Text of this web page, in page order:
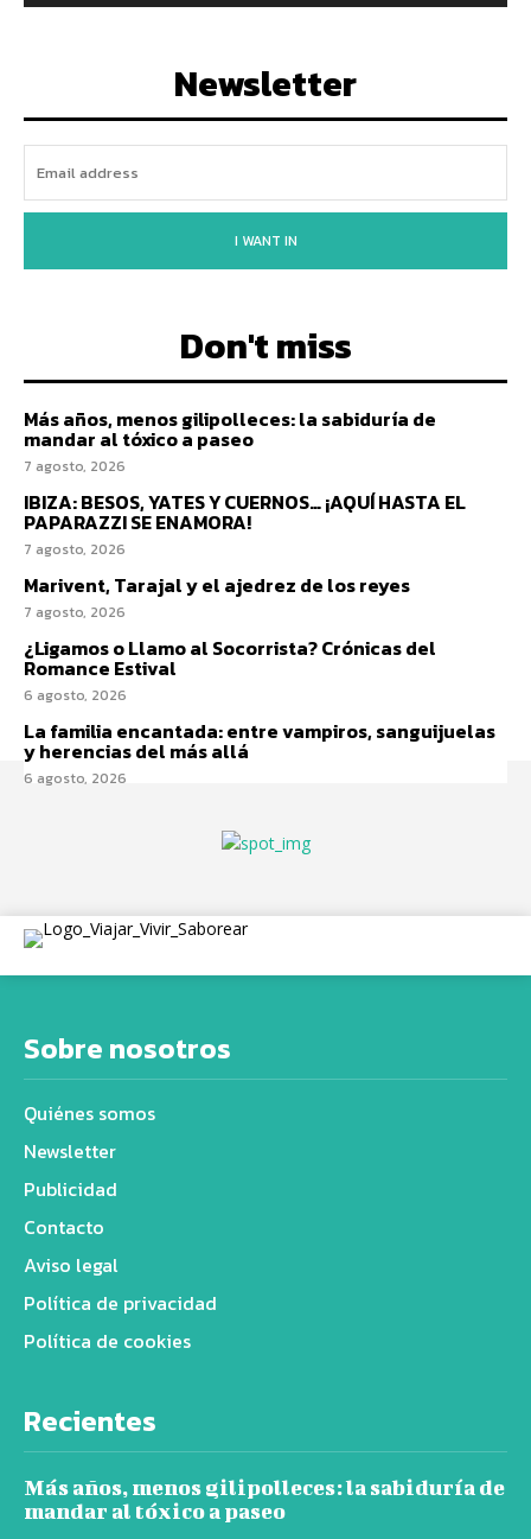
Newsletter
I WANT IN
Don't miss
Más años, menos gilipolleces: la sabiduría de
mandar al tóxico a paseo
7 agosto, 2026
IBIZA: BESOS, YATES Y CUERNOS… ¡AQUÍ HASTA EL
PAPARAZZI SE ENAMORA!
7 agosto, 2026
Marivent, Tarajal y el ajedrez de los reyes
7 agosto, 2026
¿Ligamos o Llamo al Socorrista? Crónicas del
Romance Estival
6 agosto, 2026
La familia encantada: entre vampiros, sanguijuelas
y herencias del más allá
6 agosto, 2026
Sobre nosotros
Quiénes somos
Newsletter
Publicidad
Contacto
Aviso legal
Política de privacidad
Política de cookies
Recientes
Más años, menos gilipolleces: la sabiduría de
mandar al tóxico a paseo